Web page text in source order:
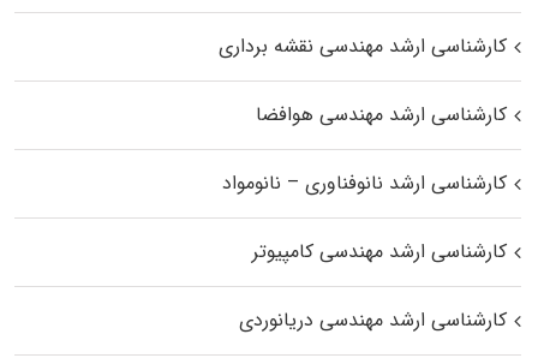
کارشناسی ارشد مهندسی نقشه برداری
کارشناسی ارشد مهندسی هوافضا
کارشناسی ارشد نانوفناوری – نانومواد
کارشناسی ارشد مهندسی کامپیوتر
کارشناسی ارشد مهندسی دریانوردی